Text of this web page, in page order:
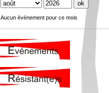
Aucun événement pour ce mois